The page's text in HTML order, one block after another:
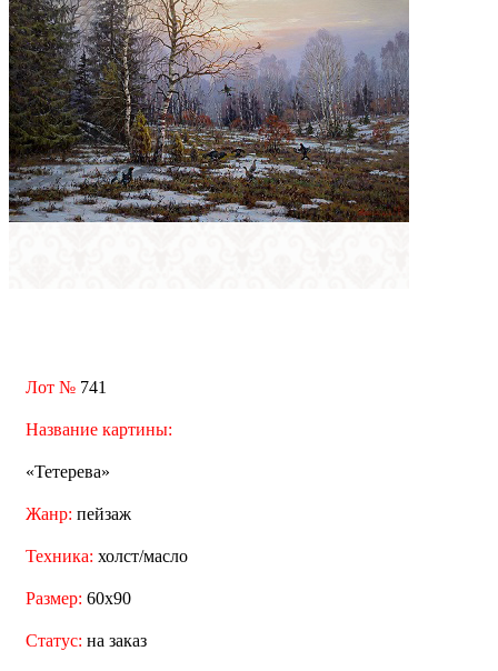
Лот № 741
Название картины:
«Тетерева»
Жанр: пейзаж
Техника: холст/масло
Размер: 60x90
Статус: на заказ